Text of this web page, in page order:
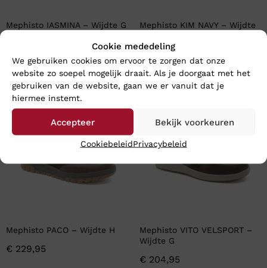
Cookie mededeling
We gebruiken cookies om ervoor te zorgen dat onze
website zo soepel mogelijk draait. Als je doorgaat met het
gebruiken van de website, gaan we er vanuit dat je
hiermee instemt.
Accepteer Bekijk voorkeuren
CookiebeleidPrivacybeleid
Mephisto IASMINA – Wijdte G
Mephisto KIM NAVY – Wijdte
214,95
Mephisto PACO – Wijdte H
€ 229,95
Mephisto VITO VELSPORT –
Wijdte G
€ 204,95